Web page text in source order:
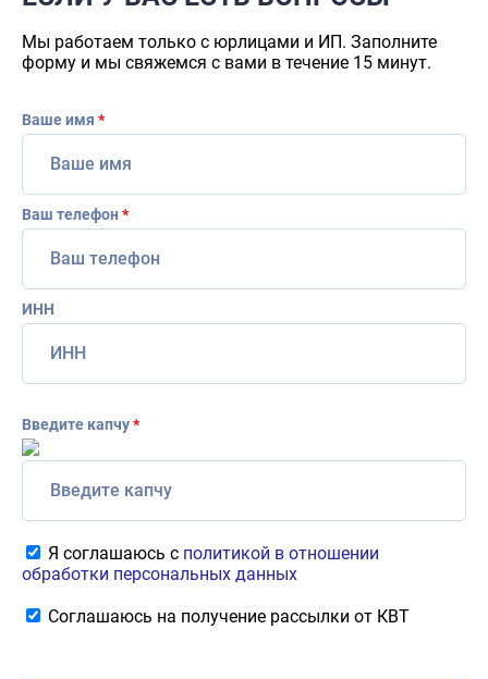
Мы работаем только с юрлицами и ИП. Заполните
форму и мы свяжемся с вами в течение 15 минут.
Ваше имя *
Ваш телефон*
ИНН
Введите капчу*
Я соглашаюсь с политикой в отношении
обработки персональных данных
Соглашаюсь на получение рассылки от КВТ